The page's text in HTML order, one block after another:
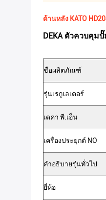
ด้านหลัง KATO
DEKA ตัวควบคุม
ชื่อผลิตภัณฑ์
รุ่นเรกูเลเตอร์
เดคา พี.เอ็น
เครื่องประยุกต์ NO
คำอธิบายรุ่นทั่วไป
ยี่ห้อ